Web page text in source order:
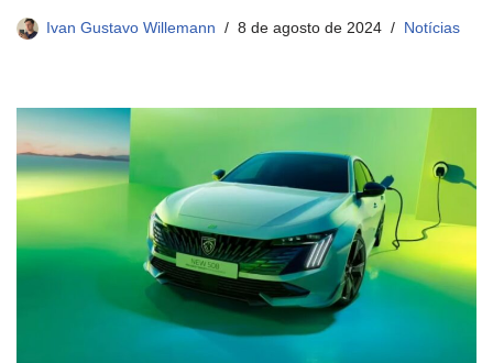
Ivan Gustavo Willemann 8 de agosto de 2024 Notícias